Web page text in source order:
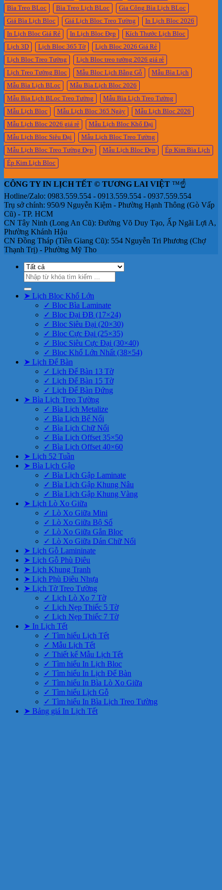
Để
Bàn
Bìa Treo BLoc
Bìa Treo Lịch BLoc
Gia Công Bìa Lịch BLoc
Giá Bìa Lịch Bloc
Giá Lịch Bloc Treo Tường
In Lịch Bloc 2026
In Lịch Bloc Giá Rẻ
In Lịch Bloc Đẹp
Kích Thước Lịch Bloc
Lịch 3D
Lịch Bloc 365 Tờ
Lịch Bloc 2026 Giá Rẻ
Lịch Bloc Treo Tường
Lịch Bloc treo tường 2026 giá rẻ
Lịch Treo Tường Bloc
Mẫu Bloc Lịch Bằng Gỗ
Mẫu Bìa Lịch
Mẫu Bìa Lịch BLoc
Mẫu Bìa Lịch Bloc 2026
Mẫu Bìa Lịch BLoc Treo Tường
Mẫu Bìa Lịch Treo Tường
Mẫu Lịch Bloc
Mẫu Lịch Bloc 365 Ngày
Mẫu Lịch Bloc 2026
Mẫu Lịch Bloc 2026 giá rẻ
Mẫu Lịch Bloc Khổ Đại
Mẫu Lịch Bloc Siêu Đại
Mẫu Lịch Bloc Treo Tường
Mẫu Lịch Bloc Treo Tường Đẹp
Mẫu Lịch Bloc Đẹp
Ép Kim Bìa Lịch
Ép Kim Lịch Bloc
CÔNG TY IN LỊCH TẾT © TƯƠNG LAI VIỆT ™☝️
Hotline/Zalo: 0983.559.554 - 0913.559.554 - 0937.559.554
Trụ sở chính: 950/9 Nguyễn Kiệm - Phường Hạnh Thông (Gò Vấp
Cũ) - TP. HCM
CN Tây Ninh (Long An Cũ): Đường Võ Duy Tạo, Ấp Ngãi Lợi A,
Phường Khánh Hậu
CN Đồng Tháp (Tiền Giang Cũ): 554 Nguyễn Tri Phương (Chợ
Thạnh Trị) - Phường Mỹ Tho
Tìm
kiếm:
➤ Lịch Bloc Khổ Lớn
✓ Bloc Bìa Laminate
✓ Bloc Đại ĐB (17×24)
✓ Bloc Siêu Đại (20×30)
✓ Bloc Cực Đại (25×35)
✓ Bloc Siêu Cực Đại (30×40)
✓ Bloc Khổ Lớn Nhất (38×54)
➤ Lịch Để Bàn
✓ Lịch Để Bàn 13 Tờ
✓ Lịch Để Bàn 15 Tờ
✓ Lịch Để Bàn Đứng
➤ Bìa Lịch Treo Tường
✓ Bìa Lịch Metalize
✓ Bìa Lịch Bế Nổi
✓ Bìa Lịch Chữ Nổi
✓ Bìa Lịch Offset 35×50
✓ Bìa Lịch Offset 40×60
➤ Lịch 52 Tuần
➤ Bìa Lịch Gập
✓ Bìa Lịch Gập Laminate
✓ Bìa Lịch Gập Khung Nâu
✓ Bìa Lịch Gập Khung Vàng
➤ Lịch Lò Xo Giữa
✓ Lò Xo Giữa Mini
✓ Lò Xo Giữa Bộ Số
✓ Lò Xo Giữa Gắn Bloc
✓ Lò Xo Giữa Dán Chữ Nổi
➤ Lịch Gỗ Lamininate
➤ Lịch Gỗ Phù Điêu
➤ Lịch Khung Tranh
➤ Lịch Phù Điêu Nhựa
➤ Lịch Tờ Treo Tường
✓ Lịch Lò Xo 7 Tờ
✓ Lịch Nẹp Thiếc 5 Tờ
✓ Lịch Nẹp Thiếc 7 Tờ
➤ In Lịch Tết
✓ Tìm hiểu Lịch Tết
✓ Mẫu Lịch Tết
✓ Thiết kế Mẫu Lịch Tết
✓ Tìm hiểu In Lịch Bloc
✓ Tìm hiểu In Lịch Để Bàn
✓ Tìm hiểu In Bìa Lò Xo Giữa
✓ Tìm hiểu Lịch Gỗ
✓ Tìm hiểu In Bìa Lịch Treo Tường
➤ Bảng giá In Lịch Tết